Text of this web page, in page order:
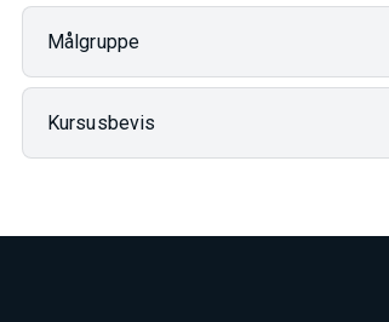
Målgruppe
Kursusbevis